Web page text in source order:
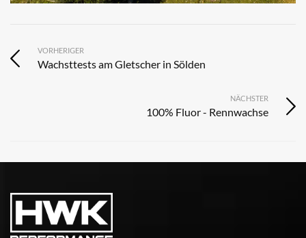
VORHERIGER
Wachsttests am Gletscher in Sölden
NÄCHSTER
100% Fluor - Rennwachse